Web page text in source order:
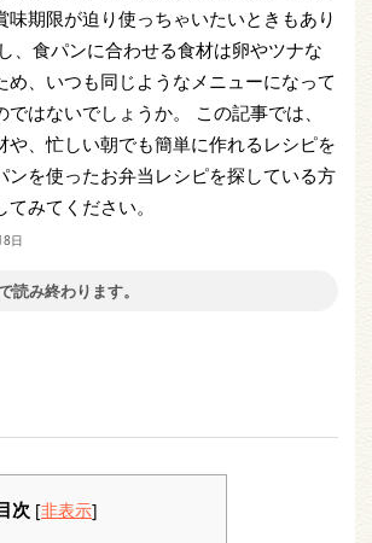
味期限が迫り使っちゃいたいときもあり
、食パンに合わせる食材は卵やツナな
め、いつも同じようなメニューになって
ではないでしょうか。 この記事では、
や、忙しい朝でも簡単に作れるレシピを
ンを使ったお弁当レシピを探している方
みてください。
日
読み終わります。
次 [非表示]